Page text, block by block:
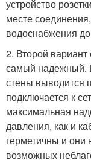
устройство
месте
водоснабжения
2. Второй
самый надежный.
стены выводится
подключается к
максимальная
давления, как и
герметичны и они
возможных